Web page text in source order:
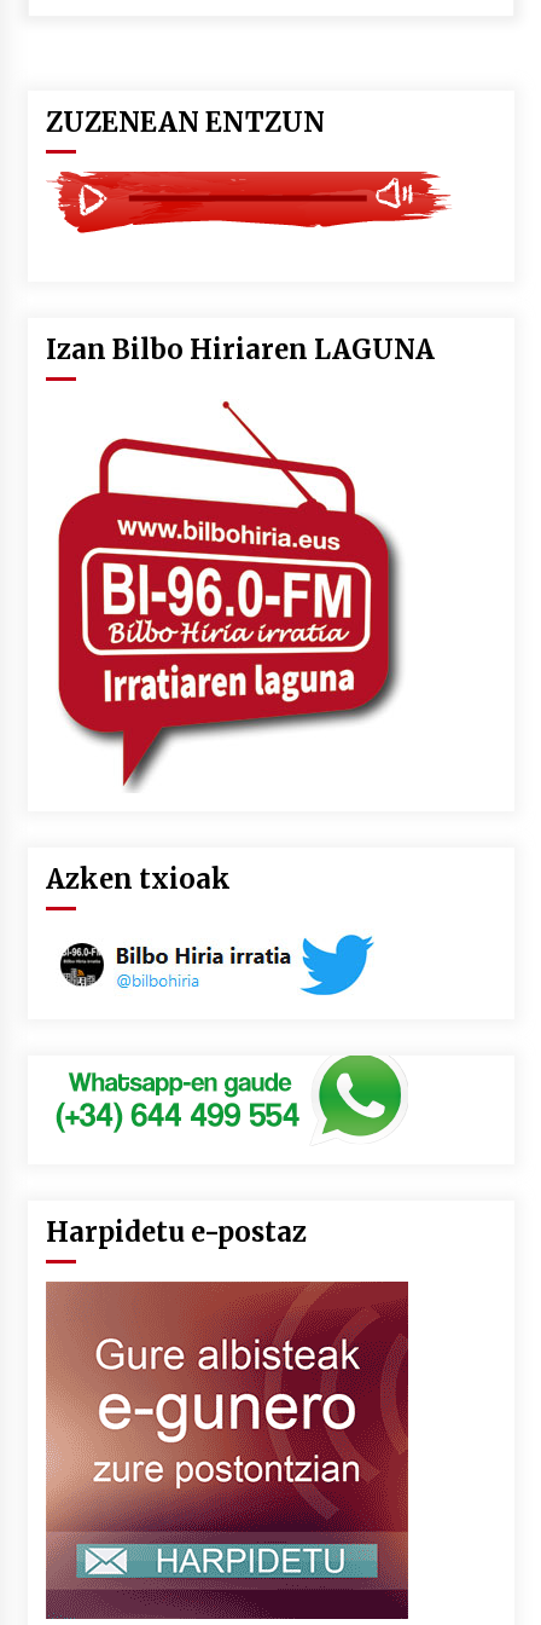
Larunbatean Plentziako Itsas Martxa ospatuko
da
2026/07/07
2026/07/07
Uribitarte40 aretoan
2026/07/03
SOINUGELA: Paul McCartney eta Ringo Starr-en
lan berriak
2026/07/03
MUSIBLA #297: Bide, Boards Of Canada, Somak,
Tiga, Twisted Teens, Underscores, Habia
2026/07/02
ZUZENEAN ENTZUN
Izan Bilbo Hiriaren LAGUNA
Azken txioak
Harpidetu e-postaz